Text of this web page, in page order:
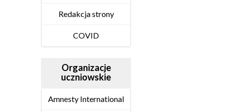
Redakcja strony
COVID
Organizacje
uczniowskie
Amnesty International